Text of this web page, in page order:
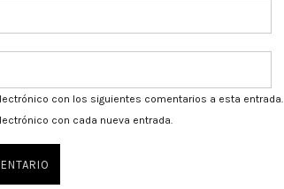
con los siguientes comentarios a esta entrada.
con cada nueva entrada.